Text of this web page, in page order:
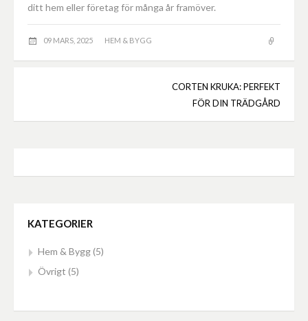
ditt hem eller företag för många år framöver.
09 MARS, 2025 HEM & BYGG
Inläggsnavigering
CORTEN KRUKA: PERFEKT
FÖR DIN TRÄDGÅRD
KATEGORIER
Hem & Bygg(5)
Övrigt (5)